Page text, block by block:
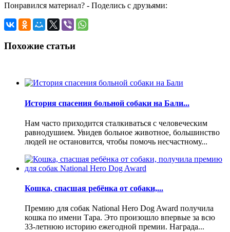
Понравился материал? - Поделись с друзьями:
Похожие статьи
История спасения больной собаки на Бали...
Нам часто приходится сталкиваться с человеческим
равнодушием. Увидев больное животное, большинство
людей не остановится, чтобы помочь несчастному...
Кошка, спасшая ребёнка от собаки,...
Премию для собак National Hero Dog Award получила
кошка по имени Тара. Это произошло впервые за всю
33-летнюю историю ежегодной премии. Награда...